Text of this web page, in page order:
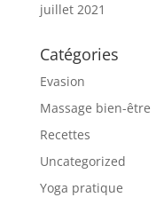
juillet 2021
Catégories
Evasion
Massage bien-être
Recettes
Uncategorized
Yoga pratique